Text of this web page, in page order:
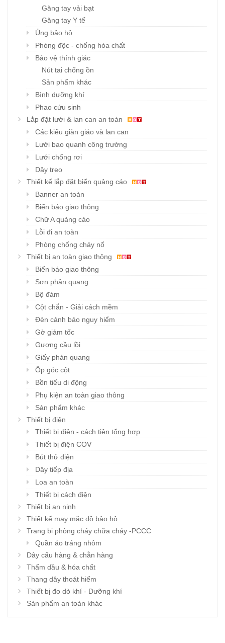
Găng tay vải bạt
Găng tay Y tế
Ủng bảo hộ
Phòng độc - chống hóa chất
Bảo vệ thính giác
Nút tai chống ồn
Sản phẩm khác
Bình dưỡng khí
Phao cứu sinh
Lắp đặt lưới & lan can an toàn
Các kiểu giàn giáo và lan can
Lưới bao quanh công trường
Lưới chống rơi
Dây treo
Thiết kế lắp đặt biển quảng cáo
Banner an toàn
Biển báo giao thông
Chữ A quảng cáo
Lỗi đi an toàn
Phòng chống cháy nổ
Thiết bị an toàn giao thông
Biển báo giao thông
Sơn phản quang
Bộ đàm
Cột chắn - Giải cách mềm
Đèn cảnh báo nguy hiểm
Gờ giảm tốc
Gương cầu lồi
Giấy phản quang
Ốp góc cột
Bồn tiểu di động
Phụ kiện an toàn giao thông
Sản phẩm khác
Thiết bị điện
Thiết bị điện - cách tiện tổng hợp
Thiết bị điện COV
Bút thử điện
Dây tiếp địa
Loa an toàn
Thiết bị cách điện
Thiết bị an ninh
Thiết kế may mặc đồ bảo hộ
Trang bị phòng cháy chữa cháy -PCCC
Quần áo tráng nhôm
Dây cẩu hàng & chằn hàng
Thấm dầu & hóa chất
Thang dây thoát hiểm
Thiết bị đo dò khí - Dưỡng khí
Sản phẩm an toàn khác